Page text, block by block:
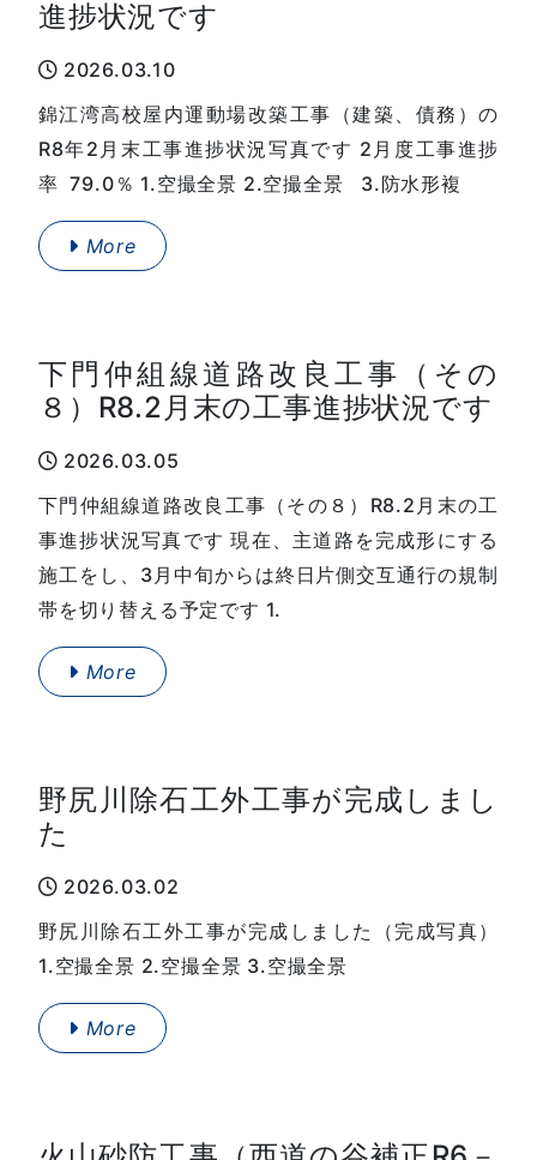
進捗状況です
2026.03.10
錦江湾高校屋内運動場改築工事（建築、債務）の
R8年2月末工事進捗状況写真です 2月度工事進捗
率 79.0％ 1.空撮全景 2.空撮全景 3.防水形複
More
下門仲組線道路改良工事（その
８）R8.2月末の工事進捗状況です
2026.03.05
下門仲組線道路改良工事（その８）R8.2月末の工
事進捗状況写真です 現在、主道路を完成形にする
施工をし、3月中旬からは終日片側交互通行の規制
帯を切り替える予定です 1.
More
野尻川除石工外工事が完成しまし
た
2026.03.02
野尻川除石工外工事が完成しました（完成写真）
1.空撮全景 2.空撮全景 3.空撮全景
More